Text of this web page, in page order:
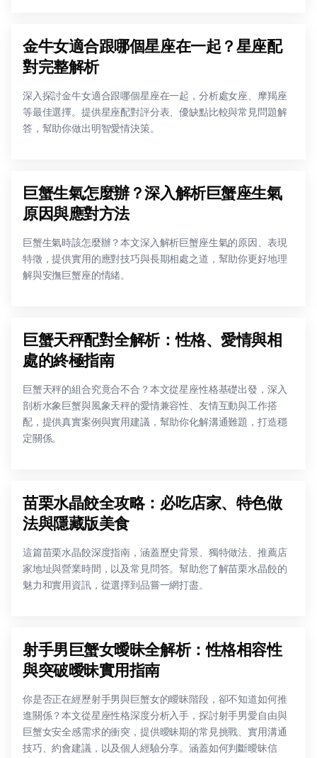
金牛女適合跟哪個星座在一起？星座配
對完整解析
深入探討金牛女適合跟哪個星座在一起，分析處女座、摩羯座
等最佳選擇。提供星座配對評分表、優缺點比較與常見問題解
答，幫助你做出明智愛情決策。
巨蟹生氣怎麼辦？深入解析巨蟹座生氣
原因與應對方法
巨蟹生氣時該怎麼辦？本文深入解析巨蟹座生氣的原因、表現
特徵，提供實用的應對技巧與長期相處之道，幫助你更好地理
解與安撫巨蟹座的情緒。
巨蟹天秤配對全解析：性格、愛情與相
處的終極指南
巨蟹天秤的組合究竟合不合？本文從星座性格基礎出發，深入
剖析水象巨蟹與風象天秤的愛情兼容性、友情互動與工作搭
配，提供真實案例與實用建議，幫助你化解溝通難題，打造穩
定關係。
苗栗水晶餃全攻略：必吃店家、特色做
法與隱藏版美食
這篇苗栗水晶餃深度指南，涵蓋歷史背景、獨特做法、推薦店
家地址與營業時間，以及常見問答。幫助您了解苗栗水晶餃的
魅力和實用資訊，從選擇到品嘗一網打盡。
射手男巨蟹女曖昧全解析：性格相容性
與突破曖昧實用指南
你是否正在經歷射手男與巨蟹女的曖昧階段，卻不知道如何推
進關係？本文從星座性格深度分析入手，探討射手男愛自由與
巨蟹女安全感需求的衝突，提供曖昧期的常見挑戰、實用溝通
技巧、約會建議，以及個人經驗分享。涵蓋如何判斷曖昧信